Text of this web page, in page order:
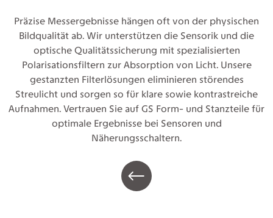
Präzise Messergebnisse hängen oft von der physischen
Bildqualität ab. Wir unterstützen die Sensorik und die
optische Qualitätssicherung mit spezialisierten
Polarisationsfiltern zur Absorption von Licht. Unsere
gestanzten Filterlösungen eliminieren störendes
Streulicht und sorgen so für klare sowie kontrastreiche
Aufnahmen. Vertrauen Sie auf GS Form- und Stanzteile für
optimale Ergebnisse bei Sensoren und
Näherungsschaltern.